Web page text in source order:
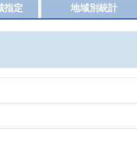
地域別統計
指定